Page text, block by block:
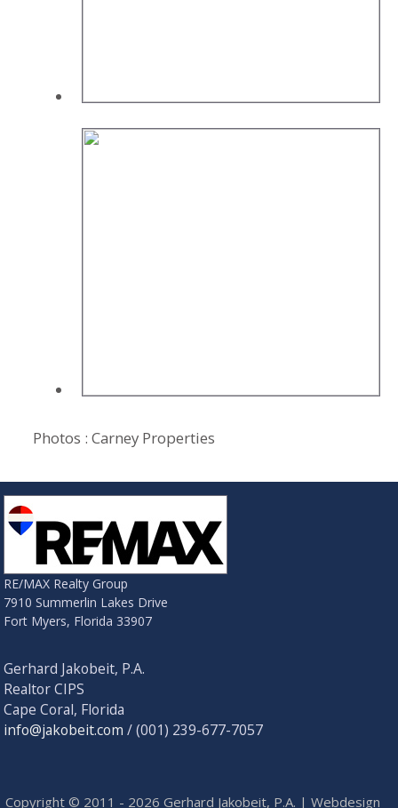
Photos : Carney Properties
RE/MAX Realty Group
7910 Summerlin Lakes Drive
Fort Myers, Florida 33907
Gerhard Jakobeit, P.A.
Realtor CIPS
Cape Coral, Florida
info@jakobeit.com / (001) 239-677-7057
Copyright © 2011 - 2026 Gerhard Jakobeit, P.A. | Webdesign